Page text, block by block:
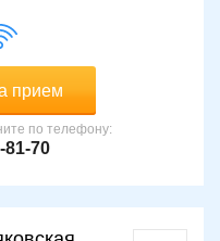
прием
по телефону:
81-70